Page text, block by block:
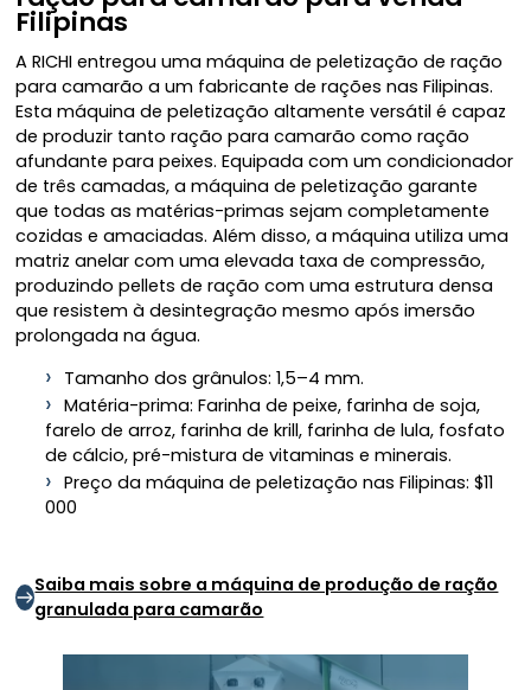
Filipinas
A RICHI entregou uma máquina de peletização de ração
para camarão a um fabricante de rações nas Filipinas.
Esta máquina de peletização altamente versátil é capaz
de produzir tanto ração para camarão como ração
afundante para peixes. Equipada com um condicionador
de três camadas, a máquina de peletização garante
que todas as matérias-primas sejam completamente
cozidas e amaciadas. Além disso, a máquina utiliza uma
matriz anelar com uma elevada taxa de compressão,
produzindo pellets de ração com uma estrutura densa
que resistem à desintegração mesmo após imersão
prolongada na água.
Tamanho dos grânulos: 1,5–4 mm.
Matéria-prima: Farinha de peixe, farinha de soja,
farelo de arroz, farinha de krill, farinha de lula, fosfato
de cálcio, pré-mistura de vitaminas e minerais.
Preço da máquina de peletização nas Filipinas: $11
000
Saiba mais sobre a máquina de produção de ração
granulada para camarão